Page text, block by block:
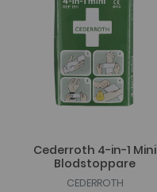
Cederroth 4-in-1 Mini
Blodstoppare
CEDERROTH